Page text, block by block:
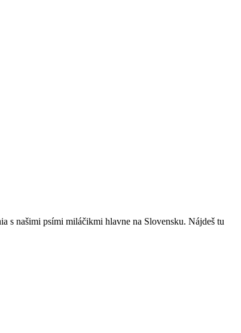
s našimi psími miláčikmi hlavne na Slovensku. Nájdeš tu